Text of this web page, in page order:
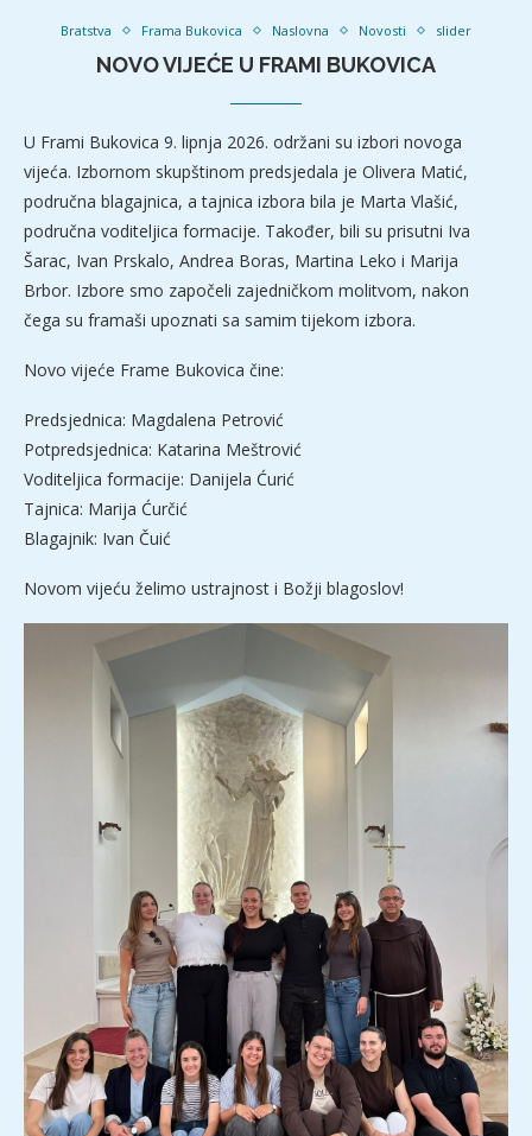
Bratstva Frama Bukovica Naslovna Novosti slider
NOVO VIJEĆE U FRAMI BUKOVICA
U Frami Bukovica 9. lipnja 2026. održani su izbori novoga
vijeća. Izbornom skupštinom predsjedala je Olivera Matić,
područna blagajnica, a tajnica izbora bila je Marta Vlašić,
područna voditeljica formacije. Također, bili su prisutni Iva
Šarac, Ivan Prskalo, Andrea Boras, Martina Leko i Marija
Brbor. Izbore smo započeli zajedničkom molitvom, nakon
čega su framaši upoznati sa samim tijekom izbora.
Novo vijeće Frame Bukovica čine:
Predsjednica: Magdalena Petrović
Potpredsjednica: Katarina Meštrović
Voditeljica formacije: Danijela Ćurić
Tajnica: Marija Ćurčić
Blagajnik: Ivan Čuić
Novom vijeću želimo ustrajnost i Božji blagoslov!